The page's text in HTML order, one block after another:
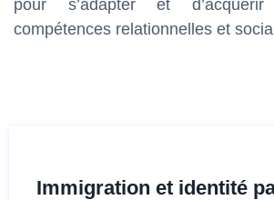
pour s’adapter et
compétences relationnelles et
Immigration et identité